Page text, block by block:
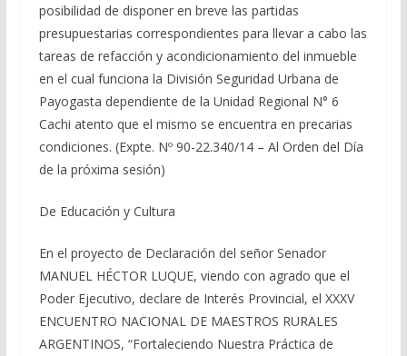
posibilidad de disponer en breve las partidas
presupuestarias correspondientes para llevar a cabo las
tareas de refacción y acondicionamiento del inmueble
en el cual funciona la División Seguridad Urbana de
Payogasta dependiente de la Unidad Regional N° 6
Cachi atento que el mismo se encuentra en precarias
condiciones. (Expte. Nº 90-22.340/14 – Al Orden del Día
de la próxima sesión)
De Educación y Cultura
En el proyecto de Declaración del señor Senador
MANUEL HÉCTOR LUQUE, viendo con agrado que el
Poder Ejecutivo, declare de Interés Provincial, el XXXV
ENCUENTRO NACIONAL DE MAESTROS RURALES
ARGENTINOS, “Fortaleciendo Nuestra Práctica de